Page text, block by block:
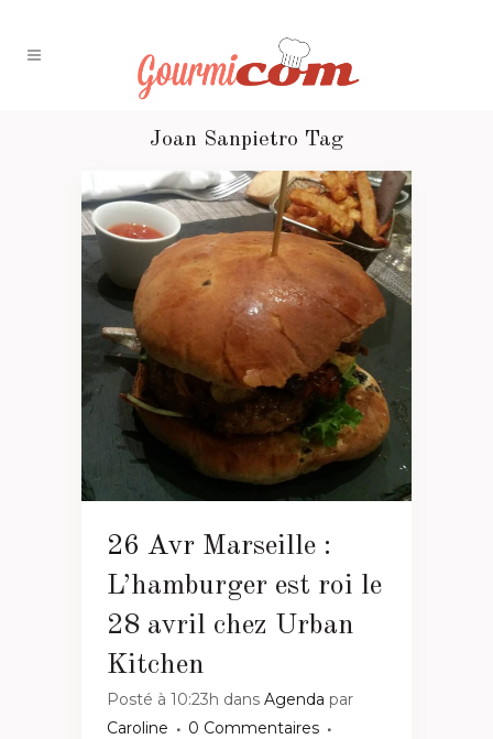
Joan Sanpietro Tag
26 Avr Marseille :
L’hamburger est roi le
28 avril chez Urban
Kitchen
Posté à 10:23h dans Agenda par
Caroline
0 Commentaires